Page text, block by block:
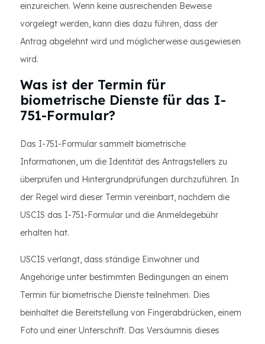
einzureichen. Wenn keine ausreichenden Beweise
vorgelegt werden, kann dies dazu führen, dass der
Antrag abgelehnt wird und möglicherweise ausgewiesen
wird.
Was ist der Termin für
biometrische Dienste für das I-
751-Formular?
Das I-751-Formular sammelt biometrische
Informationen, um die Identität des Antragstellers zu
überprüfen und Hintergrundprüfungen durchzuführen. In
der Regel wird dieser Termin vereinbart, nachdem die
USCIS das I-751-Formular und die Anmeldegebühr
erhalten hat.
USCIS verlangt, dass ständige Einwohner und
Angehörige unter bestimmten Bedingungen an einem
Termin für biometrische Dienste teilnehmen. Dies
beinhaltet die Bereitstellung von Fingerabdrücken, einem
Foto und einer Unterschrift. Das Versäumnis dieses